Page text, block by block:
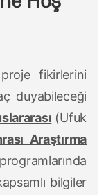
proje fikirlerini
duyabileceği
(Ufuk
Araştırma
bilgiler